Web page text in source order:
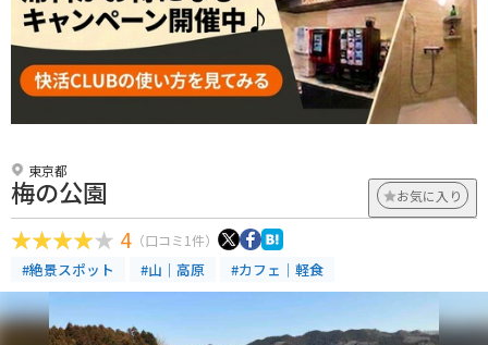
東京都
梅の公園 お気に入り
4 （口コミ1件）
#絶景スポット #山｜高原 #カフェ｜軽食